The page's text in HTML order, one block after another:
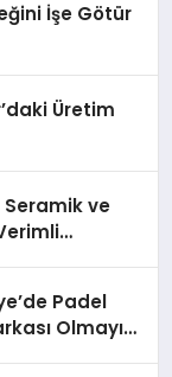
İşe Götür
Üretim
Seramik ve
Padel
Olmayı